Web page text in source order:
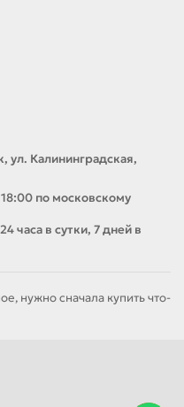
ул. Калининградская,
по московскому
часа в сутки, 7 дней в
нужно сначала купить что-